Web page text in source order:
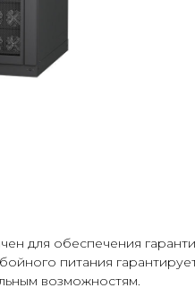
для обеспечения
питания
возможностям.